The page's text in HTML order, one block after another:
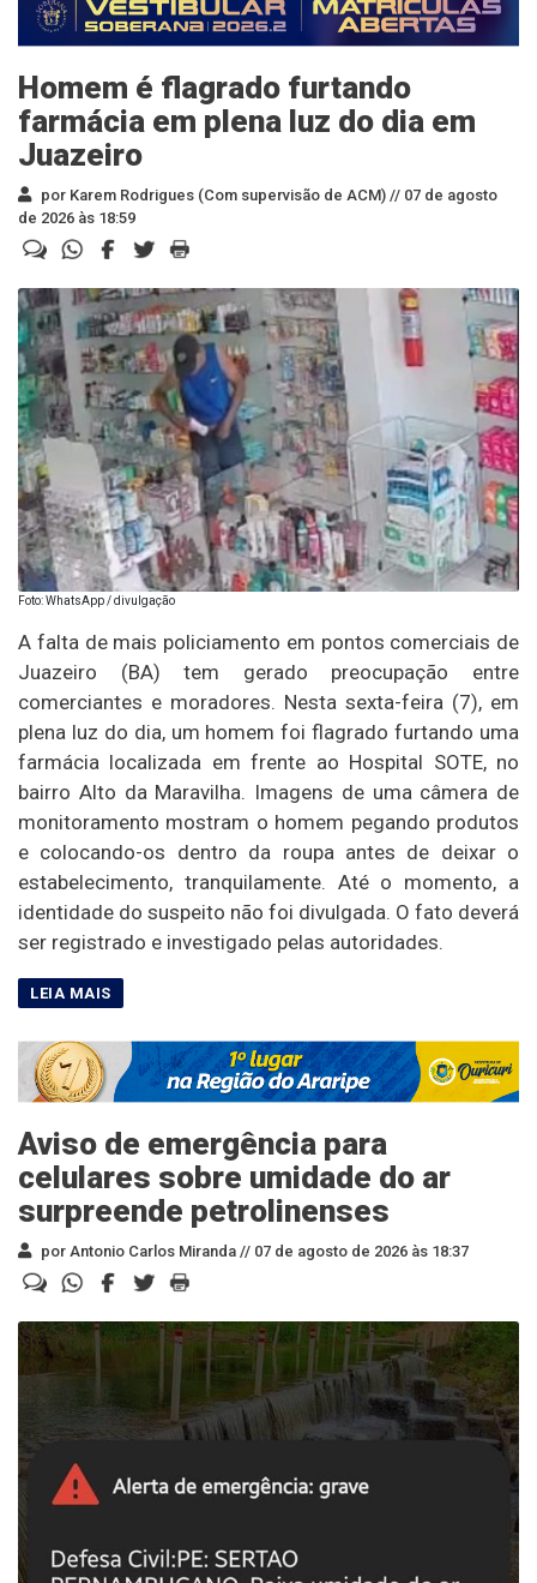
Homem é flagrado furtando
farmácia em plena luz do dia em
Juazeiro
por Karem Rodrigues (Com supervisão de ACM) // 07 de agosto
de 2026 às 18:59
Foto: WhatsApp / divulgação
A falta de mais policiamento em pontos comerciais de
Juazeiro (BA) tem gerado preocupação entre
comerciantes e moradores. Nesta sexta-feira (7), em
plena luz do dia, um homem foi flagrado furtando uma
farmácia localizada em frente ao Hospital SOTE, no
bairro Alto da Maravilha. Imagens de uma câmera de
monitoramento mostram o homem pegando produtos
e colocando-os dentro da roupa antes de deixar o
estabelecimento, tranquilamente. Até o momento, a
identidade do suspeito não foi divulgada. O fato deverá
ser registrado e investigado pelas autoridades.
Aviso de emergência para
celulares sobre umidade do ar
surpreende petrolinenses
por Antonio Carlos Miranda // 07 de agosto de 2026 às 18:37